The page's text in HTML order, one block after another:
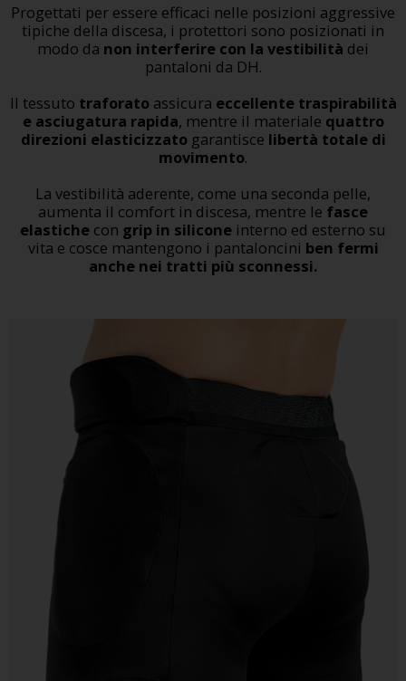
Progettati per essere efficaci nelle posizioni aggressive
tipiche della discesa, i protettori sono posizionati in
modo da non interferire con la vestibilità dei
pantaloni da DH.
Il tessuto traforatoassicura eccellente traspirabilità
e asciugatura rapida, mentre il materiale quattro
direzioni elasticizzatogarantisce libertà totale di
movimento.
La vestibilità aderente, come una seconda pelle,
aumenta il comfort in discesa, mentre le fasce
elastiche con grip in silicone interno ed esterno su
vita e cosce mantengono i pantaloncini ben fermi
anche nei tratti più sconnessi.